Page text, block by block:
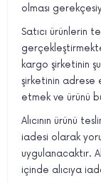
olması
Satıcı ürünlerin
kargo şirketinin
şirketinin adrese
etmek ve ürünü
Alıcının ürünü
iadesi olarak
uygulanacaktır.
içinde alıcıya